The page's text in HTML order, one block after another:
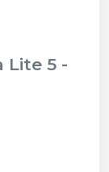
Lite 5 -